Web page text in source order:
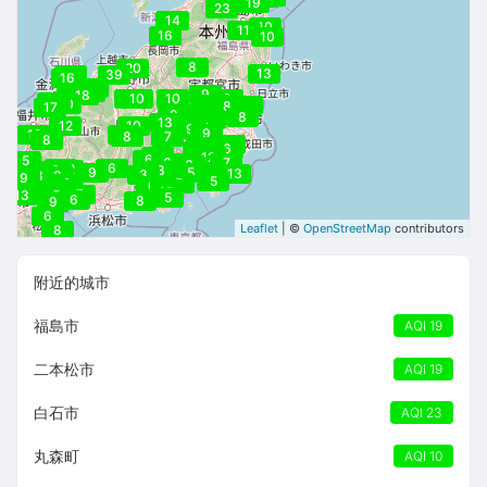
10
7
10
8
15
11
8
7
18
16
8
8
10
9
6
6
9
7
13
9
17
13
8
6
9
17
14
12
9
9
12
8
3
8
7
8
6
9
6
16 8
10
5
6
20
39
8
6
12
6 3
7
8
9
8
12
17
10
5
13
5
19
16
8
13
6
6
8
9
9
10
12
16
10
6
10
5
8
23
20
5
13
10
10
9
8
6
Leaflet | © OpenStreetMap contributors
附近的城市
福島市 AQI 19
二本松市 AQI 19
白石市 AQI 23
丸森町 AQI 10